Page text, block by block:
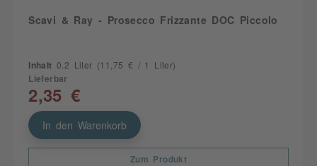
Scavi & Ray - Prosecco Frizzante DOC Piccolo
Inhalt 0.2 Liter (11,75 € / 1 Liter)
Lieferbar
2,35 €
In den Warenkorb
Zum Produkt